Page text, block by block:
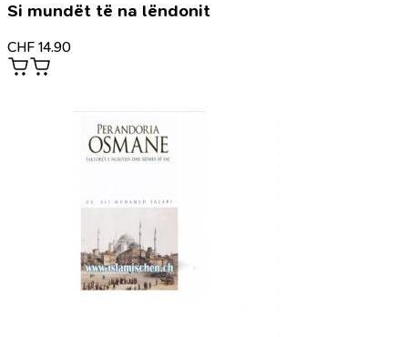
Si mundët të na lëndonit
CHF 14.90